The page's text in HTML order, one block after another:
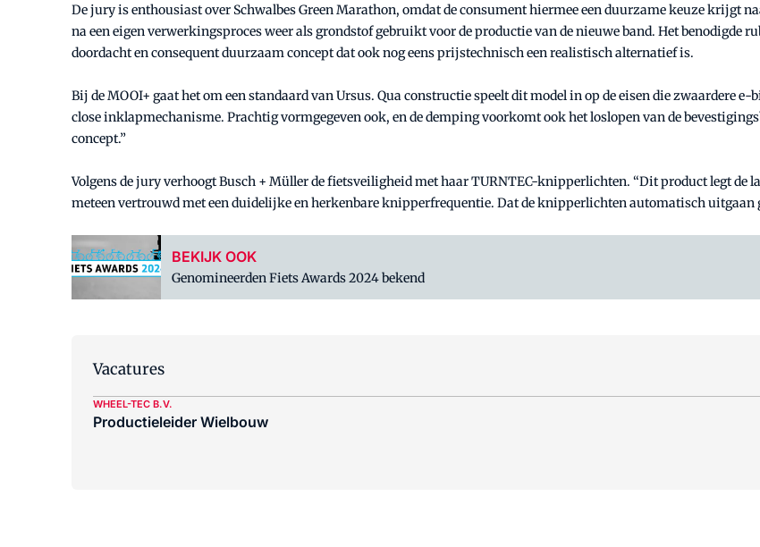
De jury is enthousiast over Schwalbes Green Marathon, omdat de consument hiermee een duurzame keuze krijgt
na een eigen verwerkingsproces weer als grondstof gebruikt voor de productie van de nieuwe band. Het benodigde
doordacht en consequent duurzaam concept dat ook nog eens prijstechnisch een realistisch alternatief is.
Bij de MOOI+ gaat het om een standaard van Ursus. Qua constructie speelt dit model in op de eisen die zwaardere
close inklapmechanisme. Prachtig vormgegeven ook, en de demping voorkomt ook het loslopen van de
concept.”
Volgens de jury verhoogt Busch + Müller de fietsveiligheid met haar TURNTEC-knipperlichten. “Dit product legt
meteen vertrouwd met een duidelijke en herkenbare knipperfrequentie. Dat de knipperlichten automatisch uitgaan
BEKIJK OOK
Genomineerden Fiets Awards 2024 bekend
Vacatures
WHEEL-TEC B.V.
Productieleider Wielbouw